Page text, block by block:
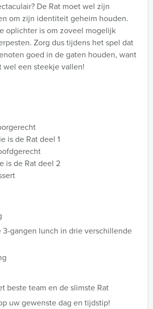
De Rat moet wel zijn
om zijn identiteit geheim houden.
oplichter is om zoveel mogelijk
Zorg dus tijdens het spel dat
goed in de gaten houden, want
wel een steekje vallen!
is de Rat deel 1
is de Rat deel 2
3-gangen lunch in drie verschillende
beste team en de slimste Rat
uw gewenste dag en tijdstip!